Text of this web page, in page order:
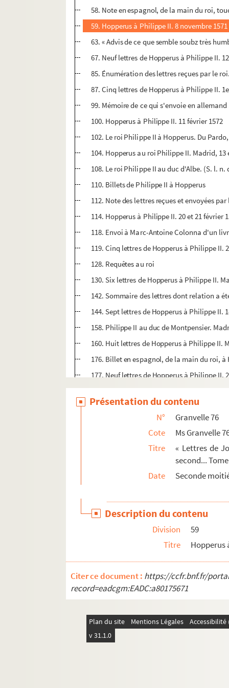
58. Note en espagnol, de la main du roi,
59. Hopperus à Philippe II. 8 novembre 1571
63. « Advis de ce que semble soubz très
67. Neuf lettres de Hopperus à Philippe II.
85. Énumération des lettres reçues par le
87. Cinq lettres de Hopperus à Philippe II.
99. Mémoire de ce qui s'envoie en
100. Hopperus à Philippe II. 11 février 1572
102. Le roi Philippe II à Hopperus. Du
104. Hopperus au roi Philippe II. Madrid, 13
108. Le roi Philippe II au duc d'Albe. (S. l. n.
110. Billets de Philippe II à Hopperus
112. Note des lettres reçues et envoyées
114. Hopperus à Philippe II. 20 et 21 février
118. Envoi à Marc-Antoine Colonna d'un
119. Cinq lettres de Hopperus à Philippe II.
128. Requêtes au roi
130. Six lettres de Hopperus à Philippe II.
142. Sommaire des lettres dont relation a
144. Sept lettres de Hopperus à Philippe II.
158. Philippe II au duc de Montpensier.
160. Huit lettres de Hopperus à Philippe II.
176. Billet en espagnol, de la main du roi, à
177. Neuf lettres de Hopperus à Philippe II.
Présentation du contenu
N°
Granvelle 76
Cote
Ms Granvelle
Titre
« Lettres de
second...
Date
Seconde
Description du contenu
Division
59
Titre
Hopperus
Citer ce document : https://ccfr.bnf.fr/
record=eadcgm:EADC:a80175671
Plan du site Mentions Légales
v 31.1.0